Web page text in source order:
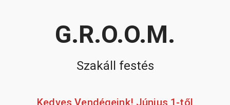
G.R.O.O.M.
Szakáll festés
Kedves Vendégeink! Június 1-től